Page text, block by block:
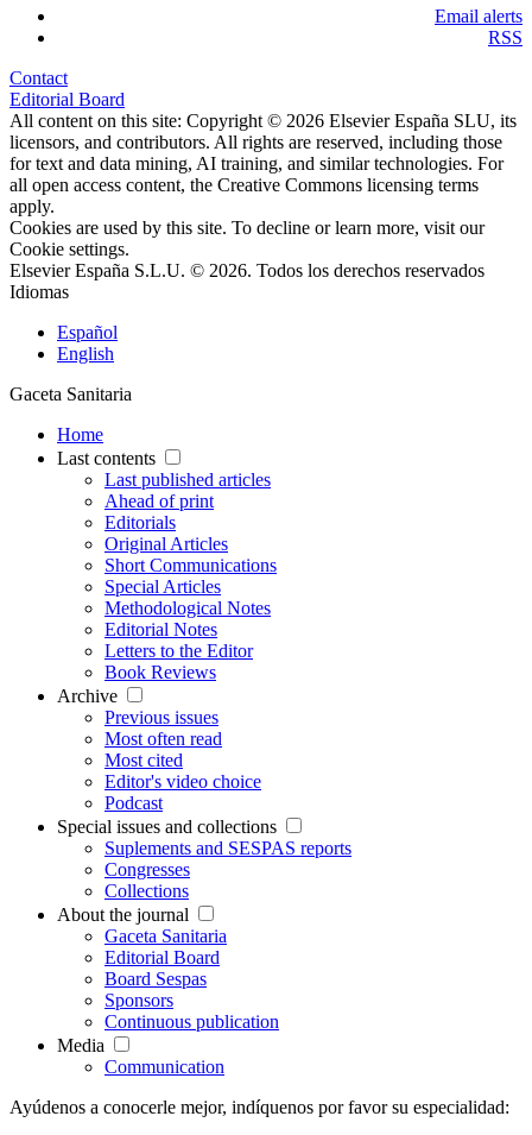
Email alerts
RSS
Contact
Editorial Board
All content on this site: Copyright © 2026 Elsevier España SLU, its
licensors, and contributors. All rights are reserved, including those
for text and data mining, AI training, and similar technologies. For
all open access content, the Creative Commons licensing terms
apply.
Cookies are used by this site. To decline or learn more, visit our
Cookie settings.
Elsevier España S.L.U. © 2026. Todos los derechos reservados
Idiomas
Español
English
Gaceta Sanitaria
Home
Last contents
Last published articles
Ahead of print
Editorials
Original Articles
Short Communications
Special Articles
Methodological Notes
Editorial Notes
Letters to the Editor
Book Reviews
Archive
Previous issues
Most often read
Most cited
Editor's video choice
Podcast
Special issues and collections
Suplements and SESPAS reports
Congresses
Collections
About the journal
Gaceta Sanitaria
Editorial Board
Board Sespas
Sponsors
Continuous publication
Media
Communication
Ayúdenos a conocerle mejor, indíquenos por favor su especialidad: